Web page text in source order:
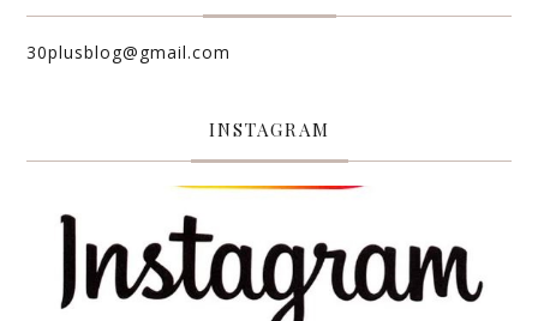
30plusblog@gmail.com
INSTAGRAM